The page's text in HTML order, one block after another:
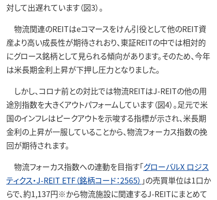
対して出遅れています（図3）。
物流関連のREITはeコマースをけん引役として他のREIT資
産より高い成長性が期待されおり、東証REITの中では相対的
にグロース銘柄として見られる傾向があります。そのため、今年
は米長期金利上昇が下押し圧力となりました。
しかし、コロナ前との対比では物流REITはJ-REITの他の用
途別指数を大きくアウトパフォームしています（図4）。足元で米
国のインフレはピークアウトを示唆する指標が示され、米長期
金利の上昇が一服していることから、物流フォーカス指数の挽
回が期待されます。
物流フォーカス指数への連動を目指す「グローバルX ロジス
ティクス・J-REIT ETF（銘柄コード：2565） 」の売買単位は1口か
らで、約1,137円※から物流施設に関連するJ-REITにまとめて